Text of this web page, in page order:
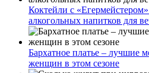
Коктейли с
алкогольных напитков для
Бархатное платье – лучшие
женщин в этом сезоне